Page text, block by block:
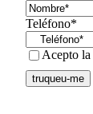
Teléfono*
Consent*
Acepto la